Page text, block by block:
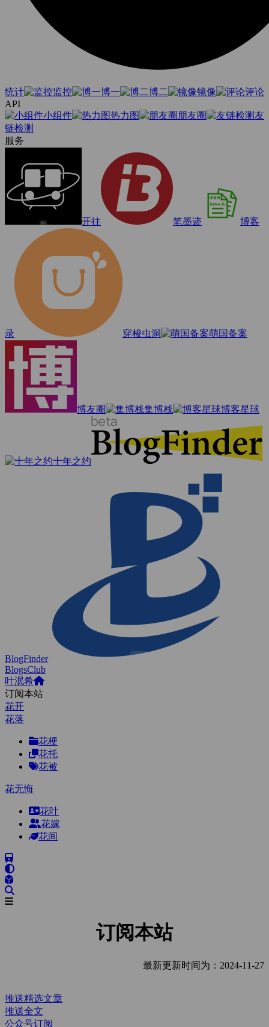
统计 监控 博一 博二 镜像
评论
API
小组件
热力图 朋友圈
友
链检测
服务
开往 笔墨迹 博客
录 穿梭虫洞 萌国备案
博友圈 集博栈 博客星球
十年之约
BlogFinder
BlogsClub
叶泯希
订阅本站
花开
花落
花梗
花托
花被
花无悔
花叶
花嫁
花间
订阅本站
最新更新时间为：2024-11-27
推送精选文章
推送全文
公众号订阅